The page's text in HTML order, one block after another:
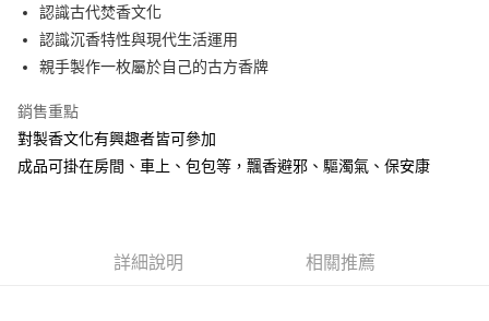
悠遊付
Google Pay
全盈+PAY
AFTEE先享後付
相關說明
１．簡單：不需註冊會員、不需綁卡、不需儲值。
２．便利：只要手機號碼，簡訊認證，即可結帳。
認識古代焚香文化
認識沉香特性與現代生活運用
親手製作一枚屬於自己的古方香牌
銷售重點
對製香文化有興趣者皆可參加
成品可掛在房間、車上、包包等，飄香避邪、驅濁氣、保安康
詳細說明 相關推薦